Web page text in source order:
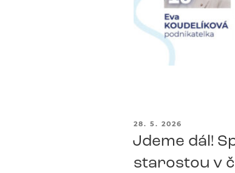
PUBLIKOVÁNO
28. 5. 2026
Jdeme dál!
starostou v